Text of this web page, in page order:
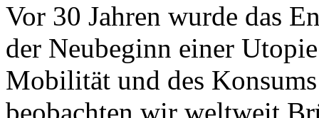
Vor 30 Jahren wurde das
der Neubeginn einer
Mobilität und des